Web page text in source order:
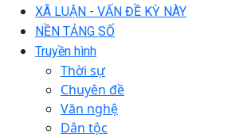
XÃ LUẬN - VẤN ĐỀ KỲ NÀY
NỀN TẢNG SỐ
Truyền hình
Thời sự
Chuyên đề
Văn nghệ
Dân tộc